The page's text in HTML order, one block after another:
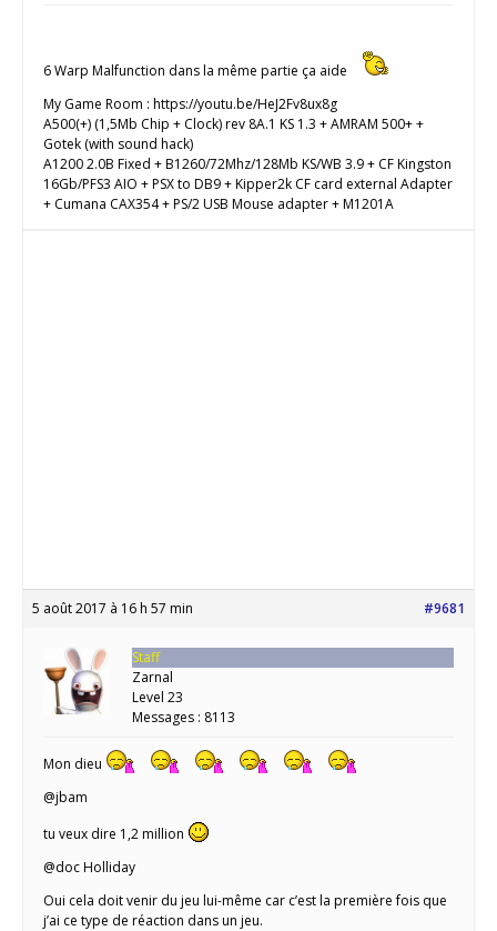
6 Warp Malfunction dans la même partie ça aide
My Game Room : https://youtu.be/HeJ2Fv8ux8g
A500(+) (1,5Mb Chip + Clock) rev 8A.1 KS 1.3 + AMRAM 500+ +
Gotek (with sound hack)
A1200 2.0B Fixed + B1260/72Mhz/128Mb KS/WB 3.9 + CF Kingston
16Gb/PFS3 AIO + PSX to DB9 + Kipper2k CF card external Adapter
+ Cumana CAX354 + PS/2 USB Mouse adapter + M1201A
5 août 2017 à 16 h 57 min #9681
Staff
Zarnal
Level 23
Messages : 8113
Mon dieu
@jbam
tu veux dire 1,2 million
@doc Holliday
Oui cela doit venir du jeu lui-même car c’est la première fois que
j’ai ce type de réaction dans un jeu.